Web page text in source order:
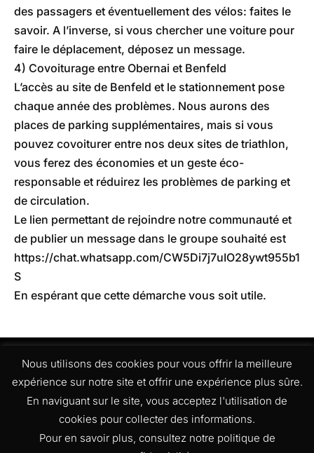
des passagers et éventuellement des vélos: faites le
savoir. A l’inverse, si vous chercher une voiture pour
faire le déplacement, déposez un message.
4) Covoiturage entre Obernai et Benfeld
L’accès au site de Benfeld et le stationnement pose
chaque année des problèmes. Nous aurons des
places de parking supplémentaires, mais si vous
pouvez covoiturer entre nos deux sites de triathlon,
vous ferez des économies et un geste éco-
responsable et réduirez les problèmes de parking et
de circulation.
Le lien permettant de rejoindre notre communauté et
de publier un message dans le groupe souhaité est
https://chat.whatsapp.com/CW5Di7j7uIO28ywt955b1
S
En espérant que cette démarche vous soit utile.
ContactPolitique de confidentialitéMentions Légales
Nous utilisons des cookies pour vous offrir la meilleure
expérience sur notre site et offrir une expérience plus sûre.
En naviguant sur le site, vous acceptez l'utilisation de
cookies pour collecter des informations.
Pour en savoir plus, consultez notre politique de